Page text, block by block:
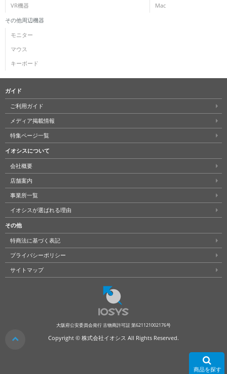
VR機器 Mac
その他周辺機器
モニター
マウス
キーボード
ガイド
ご利用ガイド
メディア掲載情報
特集ページ一覧
イオシスについて
会社概要
店舗案内
事業所一覧
イオシスが選ばれる理由
その他
特商法に基づく表記
プライバシーポリシー
サイトマップ
大阪府公安委員会発行 古物商許可証 第621121002176号
Copyright © 株式会社イオシス All Rights Reserved. クリア
商品を探す